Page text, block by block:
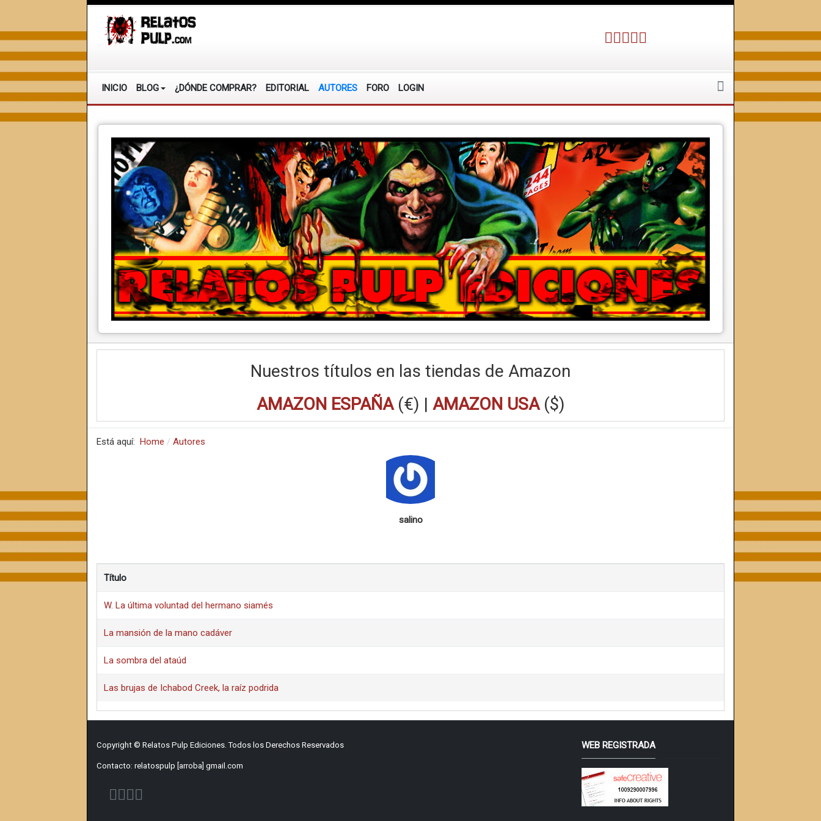
INICIO BLOG ¿DÓNDE COMPRAR? EDITORIAL AUTORES FORO LOGIN
Nuestros títulos en las tiendas de Amazon
AMAZON ESPAÑA(€) | AMAZON USA($)
Está aquí: Home Autores
salino
Título
W. La última voluntad del hermano siamés
La mansión de la mano cadáver
La sombra del ataúd
Las brujas de Ichabod Creek, la raíz podrida
Copyright © Relatos Pulp Ediciones. Todos los Derechos Reservados
Contacto: relatospulp [arroba] gmail.com
WEB REGISTRADA